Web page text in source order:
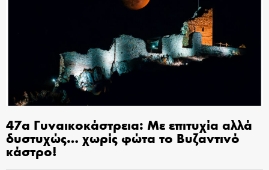
47α Γυναικοκάστρεια: Με επιτυχία αλλά
δυστυχώς… χωρίς φώτα το Βυζαντινό
κάστρο!